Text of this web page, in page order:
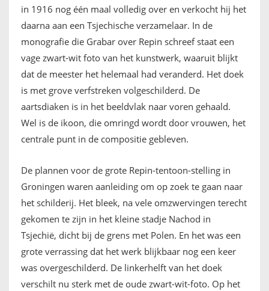
in 1916 nog één maal volledig over en verkocht hij het
daarna aan een Tsjechische verzamelaar. In de
monografie die Grabar over Repin schreef staat een
vage zwart-wit foto van het kunstwerk, waaruit blijkt
dat de meester het helemaal had veranderd. Het doek
is met grove verfstreken volgeschilderd. De
aartsdiaken is in het beeldvlak naar voren gehaald.
Wel is de ikoon, die omringd wordt door vrouwen, het
centrale punt in de compositie gebleven.
De plannen voor de grote Repin-tentoon-stelling in
Groningen waren aanleiding om op zoek te gaan naar
het schilderij. Het bleek, na vele omzwervingen terecht
gekomen te zijn in het kleine stadje Nachod in
Tsjechië, dicht bij de grens met Polen. En het was een
grote verrassing dat het werk blijkbaar nog een keer
was overgeschilderd. De linkerhelft van het doek
verschilt nu sterk met de oude zwart-wit-foto. Op het